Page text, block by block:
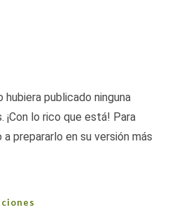
hubiera publicado ninguna
lo rico que está! Para
prepararlo en su versión más